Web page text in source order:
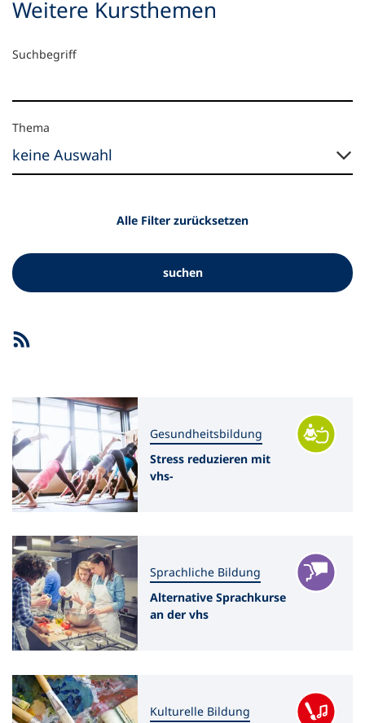
Weitere Kursthemen
19
Suchergebnis-
Suchbegriff
Suchergebnis-
Filter:
Thema
Thema
suchen
Alle Filter zurücksetzen
Suchergebnis
Feed
Gesundheitsbildung
Stress reduzieren mit
vhs-
Sprachliche Bildung
Alternative Sprachkurse
an der vhs
Kulturelle Bildung